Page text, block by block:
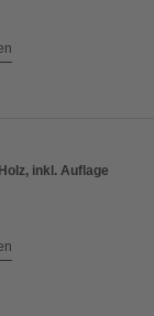
inkl. Auflage